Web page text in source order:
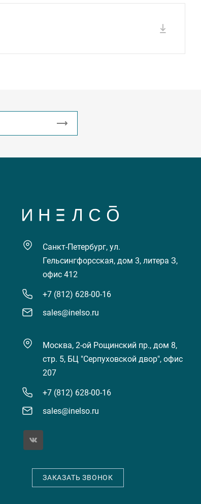
Санкт-Петербург, ул.
Гельсингфорсская, дом 3, литера З,
офис 412
+7 (812) 628-00-16
sales@inelso.ru
Москва, 2-ой Рощинский пр., дом 8,
стр. 5, БЦ "Серпуховской двор", офис
207
+7 (812) 628-00-16
sales@inelso.ru
ЗАКАЗАТЬ ЗВОНОК